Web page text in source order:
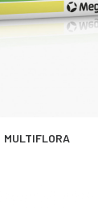
MÁS INFORMACIÓN
MULTIFLORA